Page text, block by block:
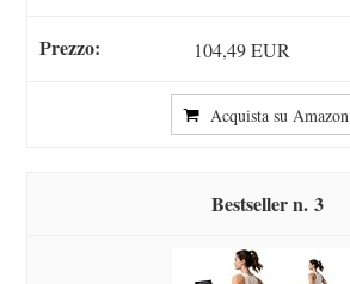
104,49 EUR
Acquista su Amazon
3